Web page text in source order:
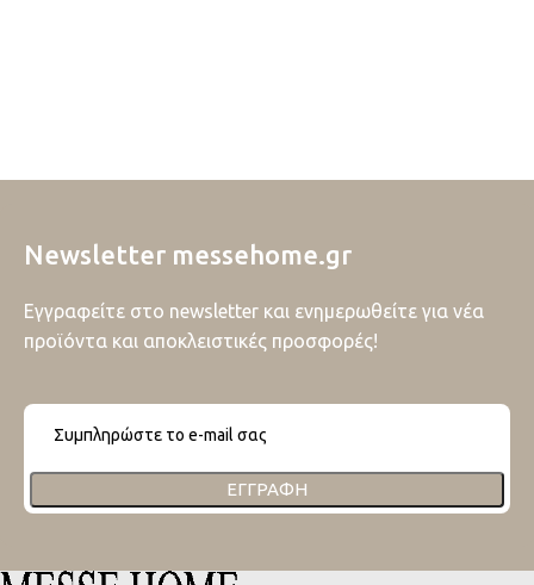
Newsletter messehome.gr
Εγγραφείτε στο newsletter και ενημερωθείτε για νέα
προϊόντα και αποκλειστικές προσφορές!
ΕΓΓΡΑΦΉ